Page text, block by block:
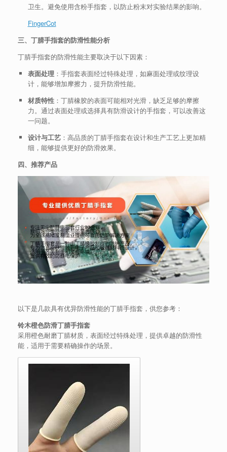
卫生。避免使用含粉手指套，以防止粉末对实验结果的影响。
FingerCot
三、丁腈手指套的防滑性能分析
丁腈手指套的防滑性能主要取决于以下因素：
表面处理：手指套表面经过特殊处理，如麻面处理或纹理设
计，能够增加摩擦力，提升防滑性能。
材质特性：丁腈橡胶的表面可能相对光滑，缺乏足够的摩擦
力。通过表面处理或选择具有防滑设计的手指套，可以改善这
一问题。
设计与工艺：高品质的丁腈手指套在设计和生产工艺上更加精
细，能够提供更好的防滑效果。
四、推荐产品
以下是几款具有优异防滑性能的丁腈手指套，供您参考：
铃木橙色防滑丁腈手指套
采用橙色耐磨丁腈材质，表面经过特殊处理，提供卓越的防滑性
能，适用于需要精确操作的场景。